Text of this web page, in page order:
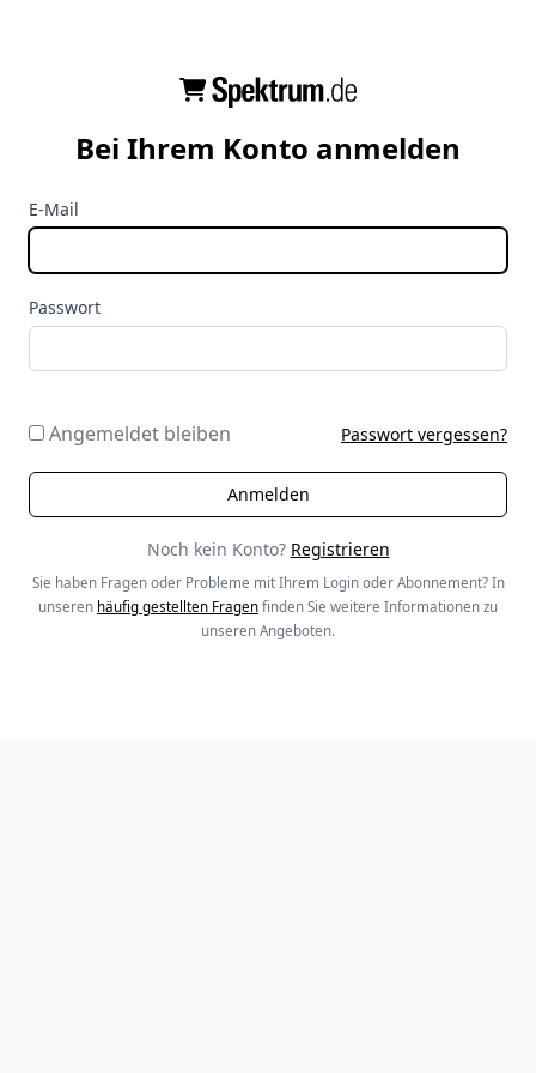
Bei Ihrem Konto anmelden
E-Mail
Passwort
Angemeldet bleiben Passwort vergessen?
Noch kein Konto? Registrieren
Sie haben Fragen oder Probleme mit Ihrem Login oder Abonnement? In
unseren häufig gestellten Fragen finden Sie weitere Informationen zu
unseren Angeboten.